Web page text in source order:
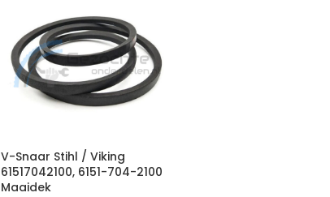
V-Snaar Stihl / Viking
61517042100, 6151-704-2100
Maaidek